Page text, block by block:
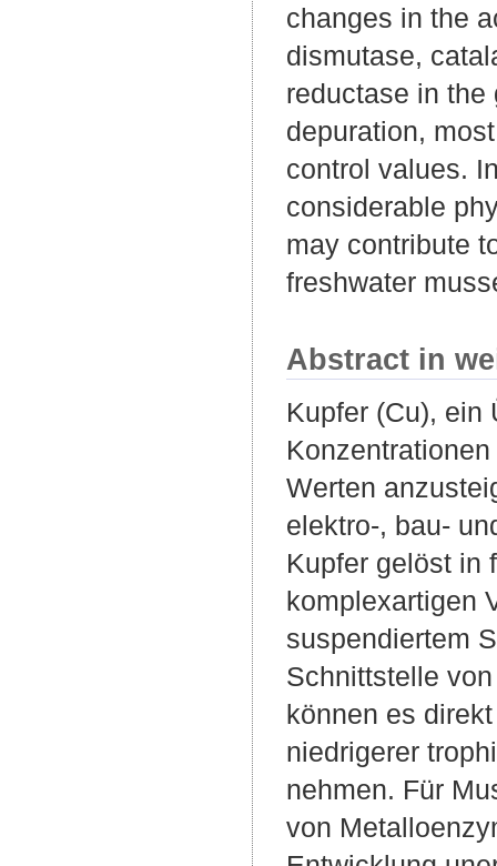
changes in the
dismutase,
reductase in
depuration,
control values.
considerable
may contribute
freshwater
Abstract in
Kupfer (Cu), ein
Werten
elektro-, bau-
Kupfer gelöst in
komplexartigen
suspendiertem
Schnittstelle
können es
niedrigerer
nehmen. Für
von